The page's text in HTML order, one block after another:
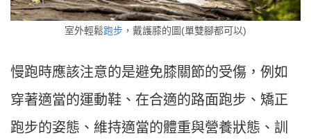
室外輕鬆跑步 ，戴護膝的圖(單雙腳都可以)
慢跑時應該注意的是避免膝關節的受傷，例如
穿著適當的運動鞋、在合適的路面跑步、矯正
跑步的姿態、維持適當的體重與營養狀態、訓